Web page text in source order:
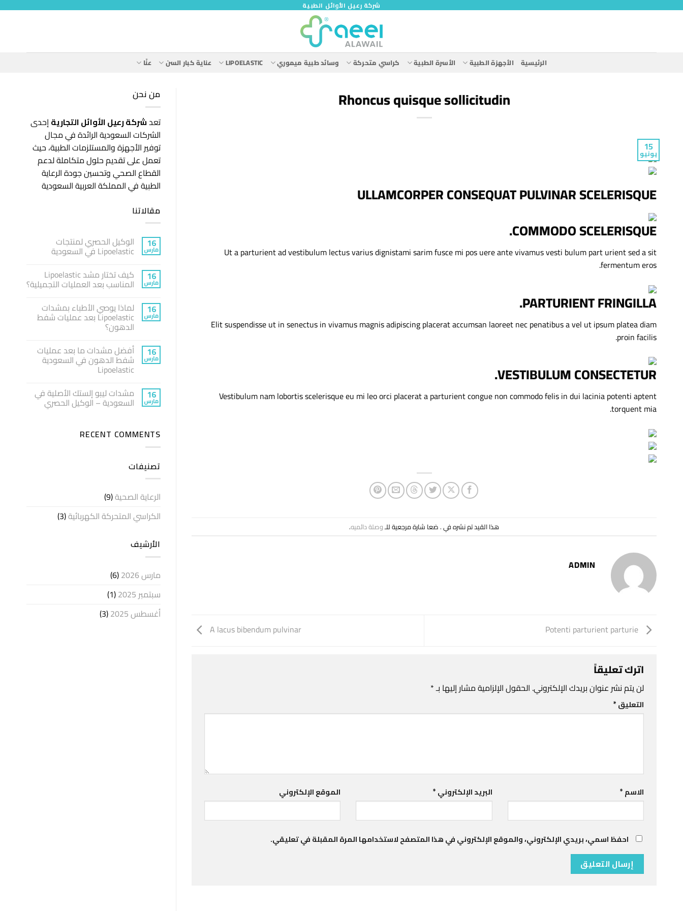
شركة رعيل الأوائل الطبية
الرئيسية الأجهزة الطبية الأسرة الطبية كراسي متحركة وسائد طبية ميموري LIPOELASTIC عناية كبار السن عنّا
Rhoncus quisque sollicitudin
15
يونيو
ULLAMCORPER CONSEQUAT PULVINAR SCELERISQUE
COMMODO SCELERISQUE.
Ut a parturient ad vestibulum lectus varius dignistami sarim fusce mi pos uere ante vivamus vesti bulum part urient sed a sit
fermentum eros.
PARTURIENT FRINGILLA.
Elit suspendisse ut in senectus in vivamus magnis adipiscing placerat accumsan laoreet nec penatibus a vel ut ipsum platea diam
proin facilis.
VESTIBULUM CONSECTETUR.
Vestibulum nam lobortis scelerisque eu mi leo orci placerat a parturient congue non commodo felis in dui lacinia potenti aptent
torquent mia.
هذا القيد تم نشره في . ضعا شارة مرجعية للـوصلة دائميه.
ADMIN
A lacus bibendum pulvinar
اترك تعليقاً
لن يتم نشر عنوان بريدك الإلكتروني. الحقول الإلزامية مشار إليها بـ*
التعليق*
الاسم* البريد الإلكتروني* الموقع الإلكتروني
احفظ اسمي، بريدي الإلكتروني، والموقع الإلكتروني في هذا المتصفح لاستخدامها المرة المقبلة في تعليقي.
من نحن
تعدشركة رعيل الأوائل التجاريةإحدى
الشركات السعودية الرائدة في مجال
توفير الأجهزة والمستلزمات الطبية، حيث
تعمل على تقديم حلول متكاملة لدعم
القطاع الصحي وتحسين جودة الرعاية
الطبية في المملكة العربية السعودية
مقالاتنا
16
مارس
الوكيل الحصري لمنتجات
Lipoelastic في السعودية
تعليقات
على
الوكيل
Lipoelastic
في
السعودية
16
مارس
كيف تختار مشد Lipoelastic
المناسب بعد العمليات التجميلية؟
تعليقات
على
كيف
تختار
المناسب
بعد
العمليات
التجميلية؟
16
مارس
لماذا يوصي الأطباء بمشدات
Lipoelastic بعد عمليات شفط
الدهون؟
توجد
تعليقات
على
لماذا
يوصي
Lipoelastic
بعد
عمليات
16
مارس
أفضل مشدات ما بعد عمليات
شفط الدهون في السعودية
Lipoelastic
توجد
تعليقات
على
أفضل
عمليات
شفط
Lipoelastic
16
مارس
مشدات ليبو إلستك الأصلية في
السعودية – الوكيل الحصري
على
مشدات
في
السعودية
الحصري
RECENT COMMENTS
تصنيفات
الرعاية الصحية(9)
الكراسي المتحركة الكهربائية(3)
الأرشيف
مارس 2026
(6)
سبتمبر 2025
(1)
أغسطس 2025
(3)